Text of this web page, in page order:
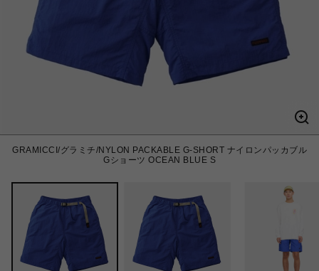
GRAMICCI/グラミチ/NYLON PACKABLE G-SHORT ナイロンパッカブル
Gショーツ OCEAN BLUE S